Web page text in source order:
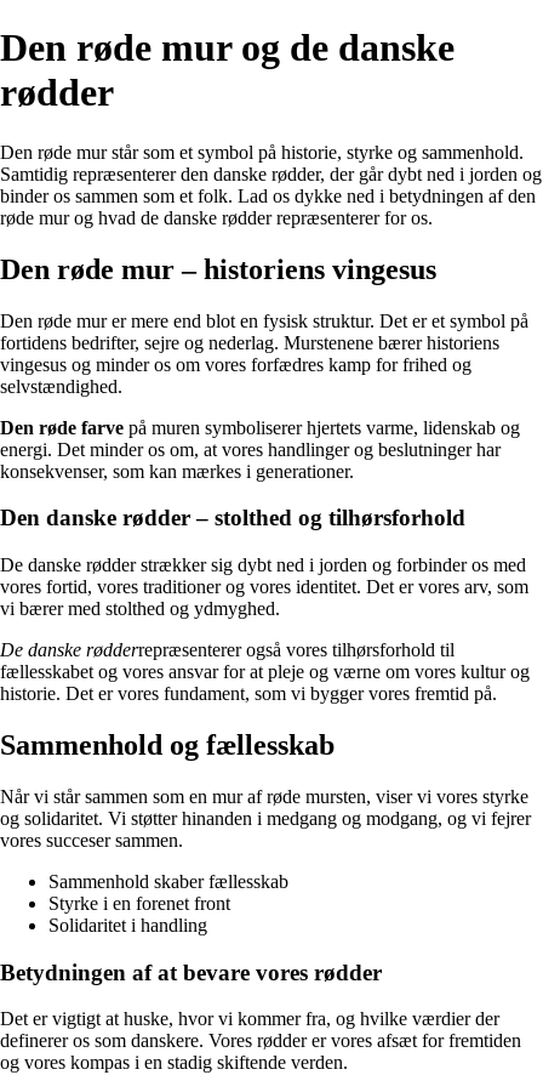
Den røde mur og de danske
rødder
Den røde mur står som et symbol på historie, styrke og sammenhold.
Samtidig repræsenterer den danske rødder, der går dybt ned i jorden og
binder os sammen som et folk. Lad os dykke ned i betydningen af den
røde mur og hvad de danske rødder repræsenterer for os.
Den røde mur – historiens vingesus
Den røde mur er mere end blot en fysisk struktur. Det er et symbol på
fortidens bedrifter, sejre og nederlag. Murstenene bærer historiens
vingesus og minder os om vores forfædres kamp for frihed og
selvstændighed.
Den røde farve på muren symboliserer hjertets varme, lidenskab og
energi. Det minder os om, at vores handlinger og beslutninger har
konsekvenser, som kan mærkes i generationer.
Den danske rødder – stolthed og tilhørsforhold
De danske rødder strækker sig dybt ned i jorden og forbinder os med
vores fortid, vores traditioner og vores identitet. Det er vores arv, som
vi bærer med stolthed og ydmyghed.
De danske rødderrepræsenterer også vores tilhørsforhold til
fællesskabet og vores ansvar for at pleje og værne om vores kultur og
historie. Det er vores fundament, som vi bygger vores fremtid på.
Sammenhold og fællesskab
Når vi står sammen som en mur af røde mursten, viser vi vores styrke
og solidaritet. Vi støtter hinanden i medgang og modgang, og vi fejrer
vores succeser sammen.
Sammenhold skaber fællesskab
Styrke i en forenet front
Solidaritet i handling
Betydningen af at bevare vores rødder
Det er vigtigt at huske, hvor vi kommer fra, og hvilke værdier der
definerer os som danskere. Vores rødder er vores afsæt for fremtiden
og vores kompas i en stadig skiftende verden.